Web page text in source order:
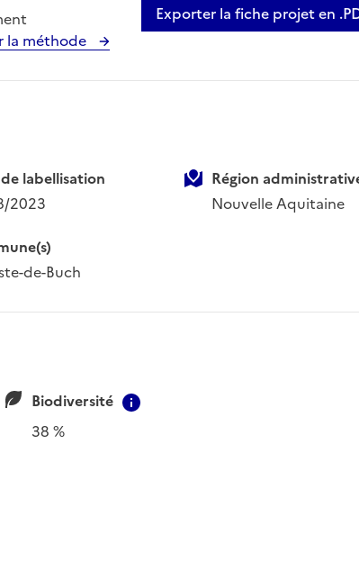
la méthode
Exporter la fiche projet en
labellisation
2023
Région
Nouvelle Aquitaine
de-Buch
Biodiversité
38 %